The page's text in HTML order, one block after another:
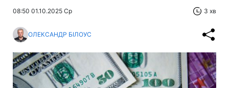
08:50 01.10.2025 Ср 3 хв
ОЛЕКСАНДР БІЛОУС